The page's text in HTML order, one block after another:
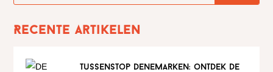
Recente artikelen
tussenstop denemarken: ontdek de